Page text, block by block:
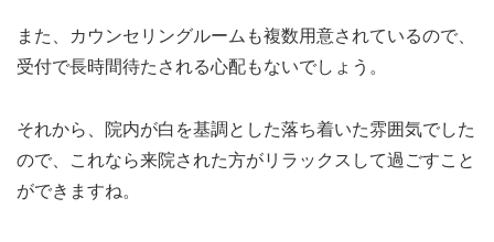
また、カウンセリングルームも複数用意されているので、
受付で長時間待たされる心配もないでしょう。
それから、院内が白を基調とした落ち着いた雰囲気でした
ので、これなら来院された方がリラックスして過ごすこと
ができますね。